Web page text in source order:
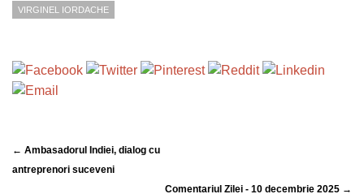
VIRGINEL IORDACHE
← Ambasadorul Indiei, dialog cu
antreprenori suceveni
Comentariul Zilei - 10 decembrie 2025 →